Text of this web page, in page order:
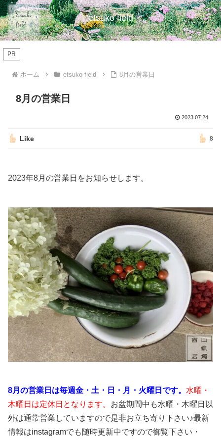
etsuko field
PR
ホーム etsuko field 8月の営業日
8月の営業日
2023.07.24
Like 8
2023年8月の営業日をお知らせします。
8月の営業日は毎週金・土・日・月・火曜日です。 水曜・
木曜日は定休日となります。 お盆期間中も水曜・木曜日以
外は通常営業していますので是非お立ち寄り下さい♪最新
情報はinstagramでも随時更新中ですので御覧下さい・